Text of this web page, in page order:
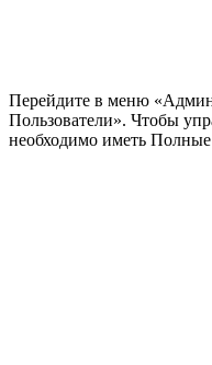
Перейдите в меню
Пользователи». Чтобы
необходимо иметь Полные